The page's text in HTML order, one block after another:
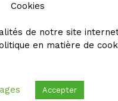
Partenaires
Cookies
de notre site
en matière de
Accepter